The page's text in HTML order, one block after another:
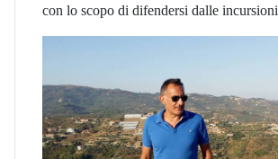
con lo scopo di difendersi dalle incursioni